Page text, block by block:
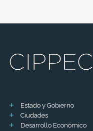
Estado y Gobierno
Ciudades
Desarrollo Económico